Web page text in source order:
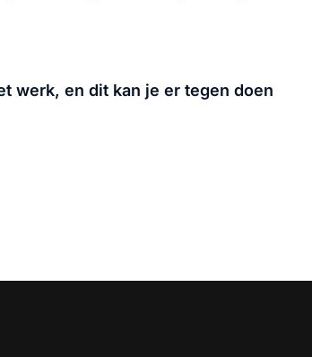
werk, en dit kan je er tegen doen